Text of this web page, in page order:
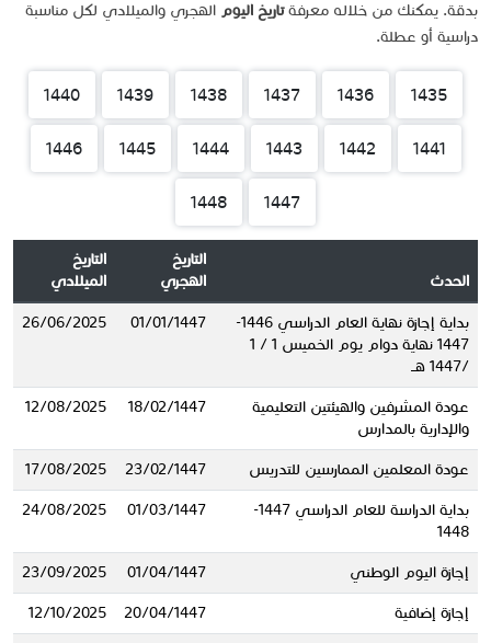
بدقة. يمكنك من خلاله معرفةتاريخ اليوم الهجري والميلادي لكل مناسبة
دراسية أو عطلة.
1435
1436
1437
1438
1439
1440
1441
1442
1443
1444
1445
1446
1447
1448
الحدث
التاريخ
الهجري
التاريخ
الميلادي
بداية إجازة نهاية العام الدراسي 1446-
1447 نهاية دوام يوم الخميس 1 / 1
/1447 هــ
01/01/1447
26/06/2025
عودة المشرفين والهيئتين التعليمية
والإدارية بالمدارس
18/02/1447
12/08/2025
عودة المعلمين الممارسين للتدريس 23/02/1447
17/08/2025
بداية الدراسة للعام الدراسي 1447-
1448
01/03/1447
24/08/2025
إجازة اليوم الوطني 01/04/1447
23/09/2025
إجازة إضافية 20/04/1447
12/10/2025